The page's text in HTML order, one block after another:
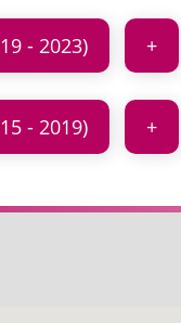
- 2023)
- 2019)